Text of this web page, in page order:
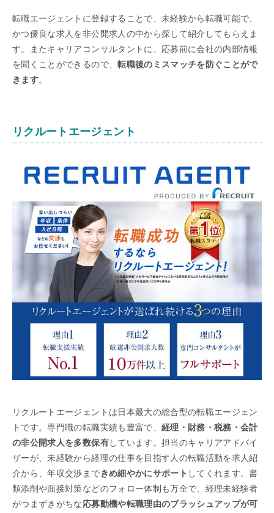
転職エージェントに登録することで、未経験から転職可能で、
かつ優良な求人を非公開求人の中から探して紹介してもらえま
す。またキャリアコンサルタントに、応募前に会社の内部情報
を聞くことができるので、転職後のミスマッチを防ぐことがで
きます。
リクルートエージェント
リクルートエージェントは日本最大の総合型の転職エージェン
トです。専門職の転職実績も豊富で、 経理・財務・税務・会計
の非公開求人を多数保有しています。担当のキャリアアドバイ
ザーが、未経験から経理の仕事を目指す人の転職活動を求人紹
介から、年収交渉まできめ細やかにサポート してくれます。書
類添削や面接対策などのフォロー体制も万全で、経理未経験者
がつまずきがちな応募動機や転職理由のブラッシュアップが可